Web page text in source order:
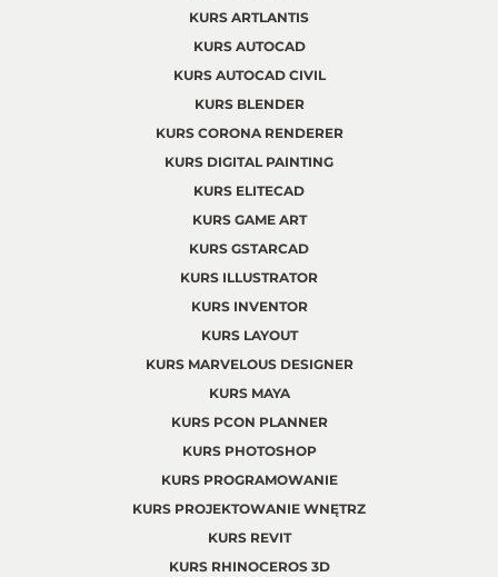
KURS ARTLANTIS
KURS AUTOCAD
KURS AUTOCAD CIVIL
KURS BLENDER
KURS CORONA RENDERER
KURS DIGITAL PAINTING
KURS ELITECAD
KURS GAME ART
KURS GSTARCAD
KURS ILLUSTRATOR
KURS INVENTOR
KURS LAYOUT
KURS MARVELOUS DESIGNER
KURS MAYA
KURS PCON PLANNER
KURS PHOTOSHOP
KURS PROGRAMOWANIE
KURS PROJEKTOWANIE WNĘTRZ
KURS REVIT
KURS RHINOCEROS 3D